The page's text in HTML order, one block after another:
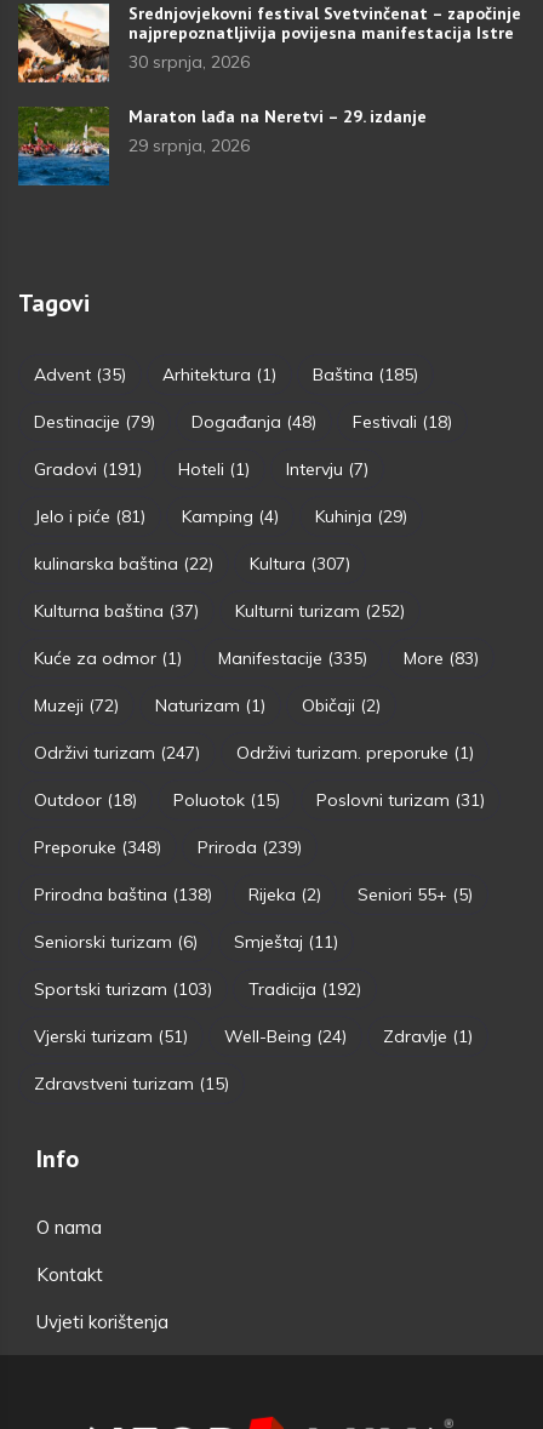
Srednjovjekovni festival Svetvinčenat – započinje
najprepoznatljivija povijesna manifestacija Istre
30 srpnja, 2026
Maraton lađa na Neretvi – 29. izdanje
29 srpnja, 2026
Tagovi
Advent (35) Arhitektura (1) Baština (185)
Destinacije (79) Događanja (48) Festivali (18)
Gradovi (191) Hoteli (1) Intervju (7)
Jelo i piće (81) Kamping (4) Kuhinja (29)
kulinarska baština (22) Kultura (307)
Kulturna baština (37) Kulturni turizam (252)
Kuće za odmor (1) Manifestacije (335) More (83)
Muzeji (72) Naturizam (1) Običaji (2)
Održivi turizam (247) Održivi turizam. preporuke (1)
Outdoor (18) Poluotok (15) Poslovni turizam (31)
Preporuke (348) Priroda (239)
Prirodna baština (138) Rijeka (2) Seniori 55+ (5)
Seniorski turizam (6) Smještaj (11)
Sportski turizam (103) Tradicija (192)
Vjerski turizam (51) Well-Being (24) Zdravlje (1)
Zdravstveni turizam (15)
Info
O nama
Kontakt
Uvjeti korištenja